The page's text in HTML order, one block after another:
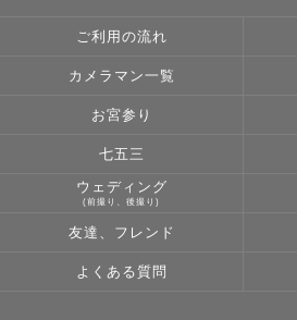
ご利用の流れ
カメラマン一覧
お宮参り
七五三
ウェディング
(前撮り、後撮り)
友達、フレンド
よくある質問